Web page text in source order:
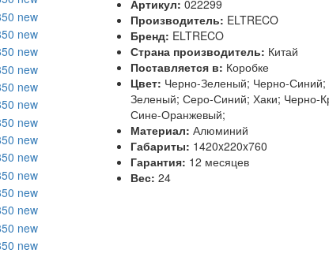
Артикул: 022299
Производитель: ELTRECO
Бренд: ELTRECO
Страна производитель: Китай
Поставляется в: Коробке
Цвет: Черно-Зеленый; Черно-
Зеленый; Серо-Синий; Хаки; Черно-
Сине-Оранжевый;
Материал: Алюминий
Габариты: 1420x220x760
Гарантия: 12 месяцев
Вес: 24